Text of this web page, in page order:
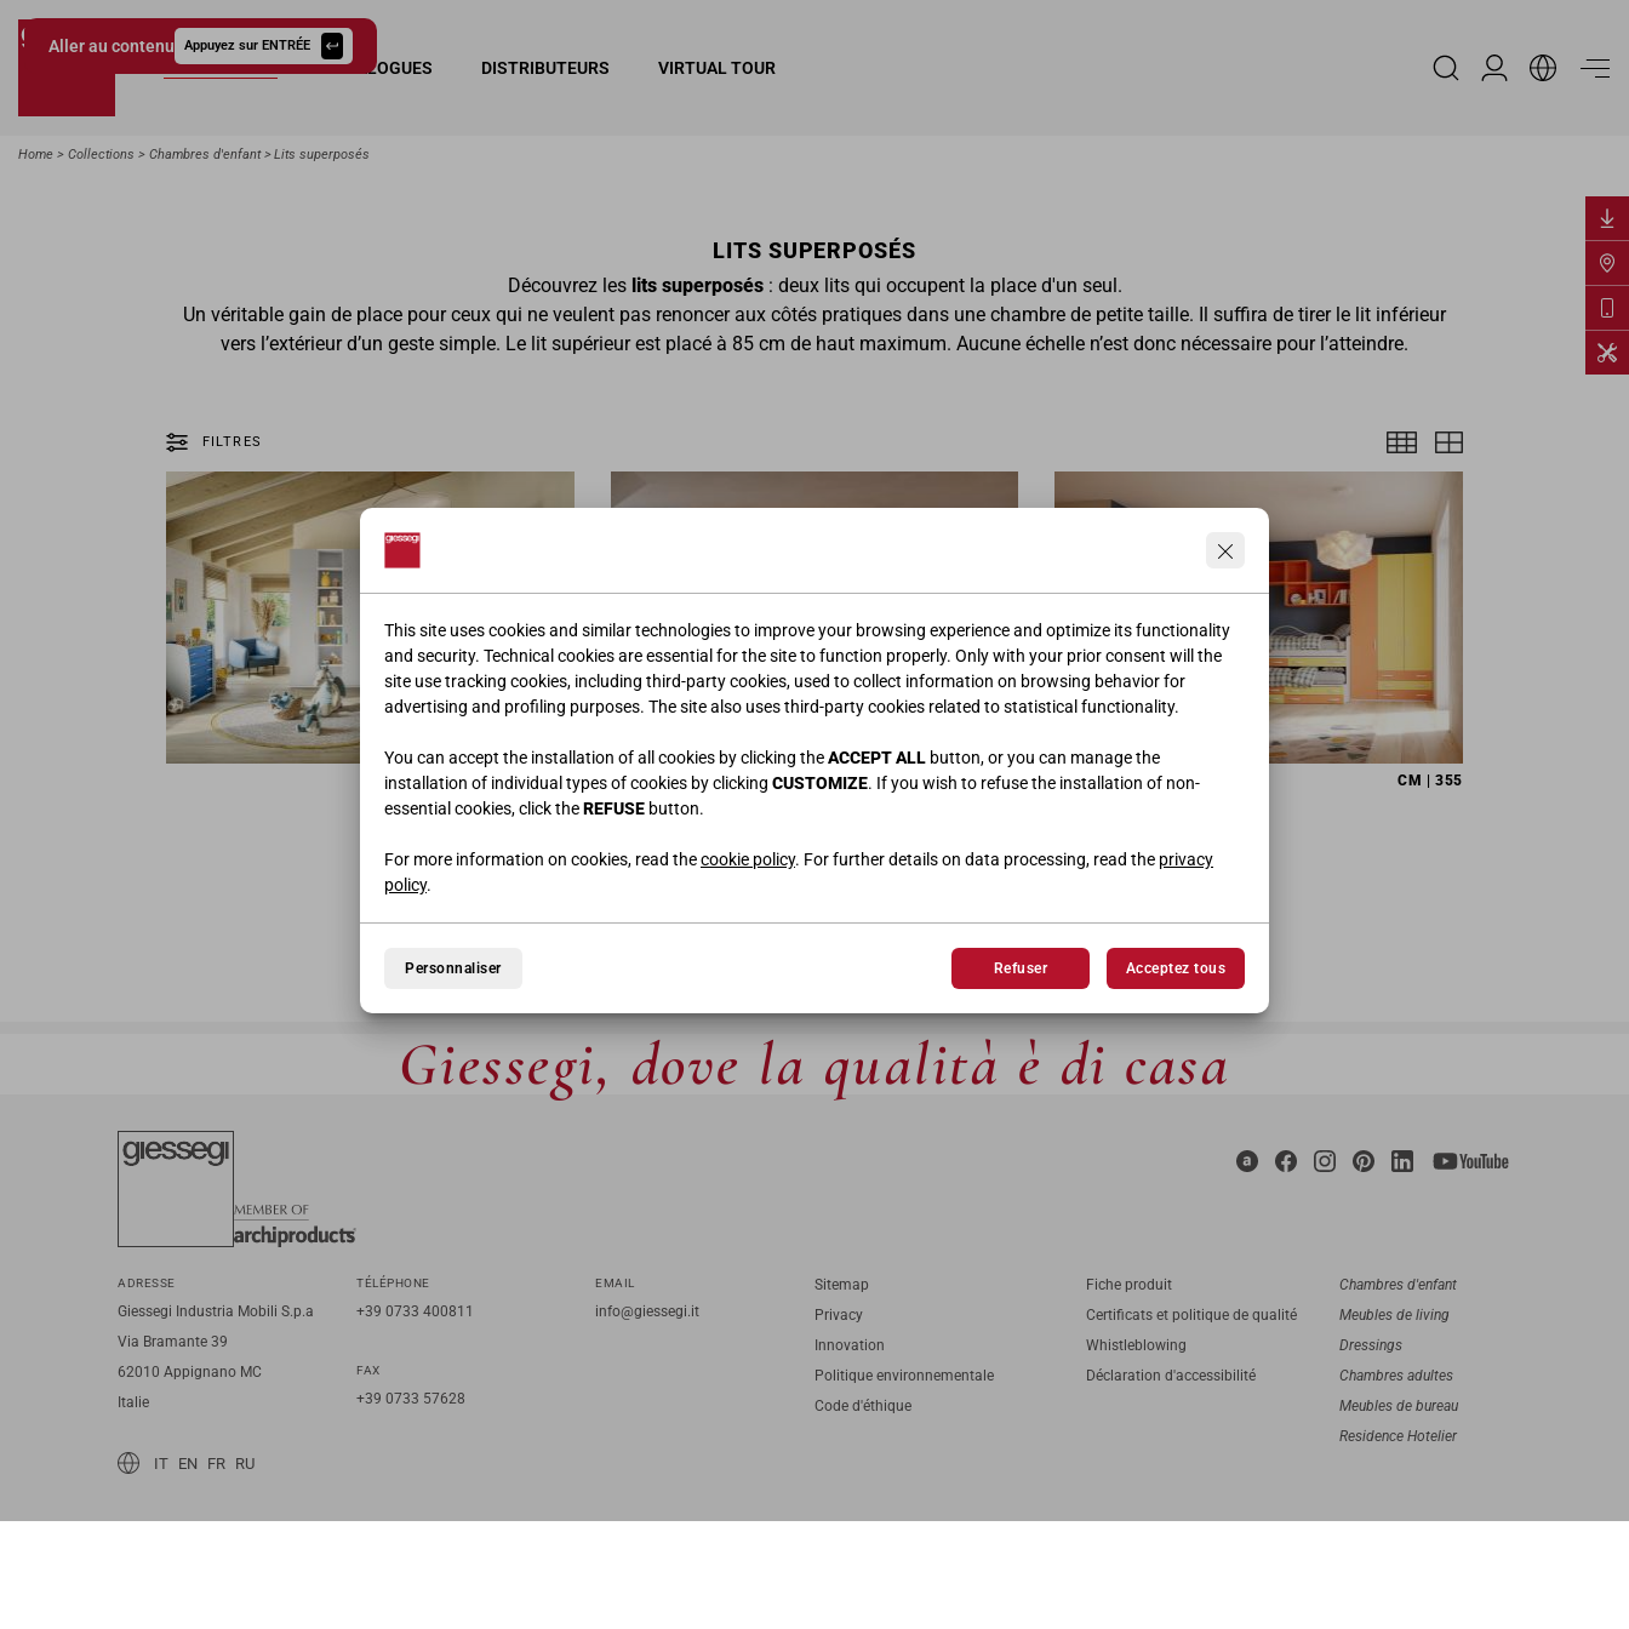
This site uses cookies and similar technologies to improve your browsing experience and optimize its functionality
and security. Technical cookies are essential for the site to function properly. Only with your prior consent will the
site use tracking cookies, including third-party cookies, used to collect information on browsing behavior for
advertising and profiling purposes. The site also uses third-party cookies related to statistical functionality.
You can accept the installation of all cookies by clicking theACCEPT ALL button, or you can manage the
installation of individual types of cookies by clicking CUSTOMIZE. If you wish to refuse the installation of non-
essential cookies, click theREFUSE button.
For more information on cookies, read thecookie policy. For further details on data processing, read the privacy
policy.
Personnaliser Refuser Acceptez tous
Aller au contenu Appuyez sur ENTRÉE
COLLECTIONS CATALOGUES DISTRIBUTEURS VIRTUAL TOUR
Espace
Home Collections Chambres d'enfant Lits superposés
LITS SUPERPOSÉS
Découvrez les lits superposés: deux lits qui occupent la place d'un seul.
Un véritable gain de place pour ceux qui ne veulent pas renoncer aux côtés pratiques dans une chambre de petite taille. Il suffira de tirer le lit inférieur
vers l’extérieur d’un geste simple. Le lit supérieur est placé à 85 cm de haut maximum. Aucune échelle n’est donc nécessaire pour l’atteindre.
FILTRES
CM | 339 CM | 341 CM | 355
Giessegi, dove la qualità è di casa
ADRESSE
Giessegi Industria Mobili S.p.a
Via Bramante 39
62010 Appignano MC
Italie
TÉLÉPHONE
+39 0733 400811
FAX
+39 0733 57628
EMAIL
info@giessegi.it
Sitemap
Privacy
Innovation
Politique environnementale
Code d'éthique
Fiche produit
Certificats et politique de qualité
Whistleblowing
Déclaration d'accessibilité
Chambres d'enfant
Meubles de living
Dressings
Chambres adultes
Meubles de bureau
Residence Hotelier
IT EN FR RU